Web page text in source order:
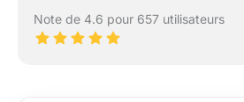
Note de 4.6 pour 657 utilisateurs